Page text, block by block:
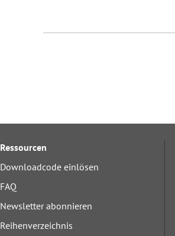
Ressourcen
Downloadcode einlösen
FAQ
Newsletter abonnieren
Reihenverzeichnis